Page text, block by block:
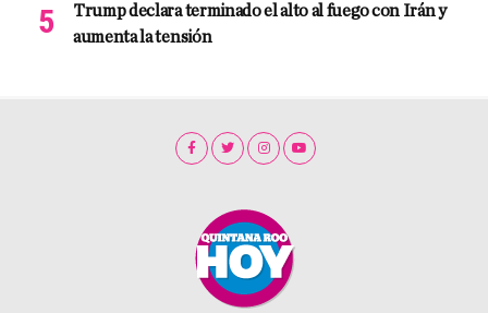
Trump declara terminado el alto al fuego con Irán y
aumenta la tensión